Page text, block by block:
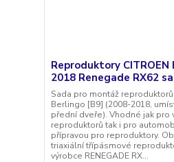
Reproduktory
2018 Renegade RX62
Sada pro montáž reproduktorů
Berlingo [B9] (2008-2018,
přední dveře). Vhodné jak pro
reproduktorů tak i pro
přípravou pro reproduktory.
triaxiální třípásmové
výrobce RENEGADE RX...